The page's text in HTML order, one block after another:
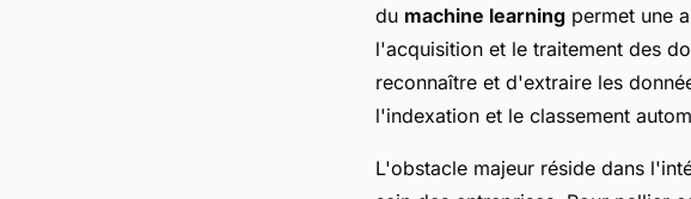
du machine learning permet une
l'acquisition et le traitement des
reconnaître et d'extraire les
l'indexation et le classement
L'obstacle majeur réside dans